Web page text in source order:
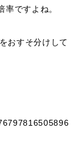
ですよね。
おすそ分けして